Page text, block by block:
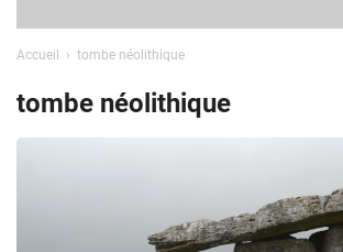
Accueil tombe néolithique
tombe néolithique